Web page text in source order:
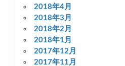
2018年4月
2018年3月
2018年2月
2018年1月
2017年12月
2017年11月